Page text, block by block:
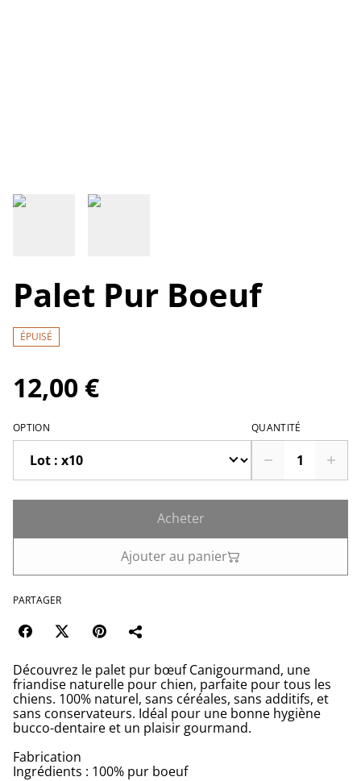
Palet Pur Boeuf
ÉPUISÉ
12,00 €
OPTION QUANTITÉ
Acheter
Ajouter au panier
PARTAGER
Découvrez le palet pur bœuf Canigourmand, une
friandise naturelle pour chien, parfaite pour tous les
chiens. 100% naturel, sans céréales, sans additifs, et
sans conservateurs. Idéal pour une bonne hygiène
bucco-dentaire et un plaisir gourmand.
Fabrication
Ingrédients : 100% pur boeuf